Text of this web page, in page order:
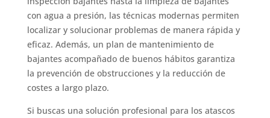
con agua a presión, las técnicas modernas permiten
localizar y solucionar problemas de manera rápida y
eficaz. Además, un plan de mantenimiento de
bajantes acompañado de buenos hábitos garantiza
la prevención de obstrucciones y la reducción de
costes a largo plazo.
Si buscas una solución profesional para los atascos